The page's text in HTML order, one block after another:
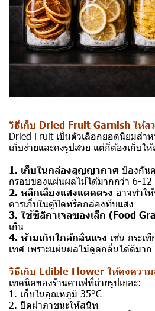
วิธีเก็บ Dried Fruit Garnish ให้ส
Dried Fruit เป็นตัวเลือกยอดนิยมสำห
เก็บง่ายและคงรูปสวย แต่ก็ต้องเก็บ
1. เก็บในกล่องสุญญากาศ ป้องกัน
กรอบของแผ่นผลไม้ได้มากกว่า 6-12
2. หลีกเลี่ยงแสงแดดตรง อาจทำใ
ควรเก็บในตู้ปิดหรือกล่องทึบแสง
3. ใช้ซิลิกาเจลซองเล็ก (Food
เกิน
4. ห้ามเก็บใกล้กลิ่นแรง เช่น กระเ
เทศ เพราะแผ่นผลไม้ดูดกลิ่นได้ดีมาก
วิธีเก็บ Edible Flower ให้คงควา
เทคนิคของร้านคาเฟ่ที่ถ่ายรูปเยอะ:
1. เก็บในอุณหภูมิ 35°C
2. ปิดฝาภาชนะให้สนิท